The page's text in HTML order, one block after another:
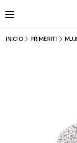
INICIO PRIMERITI